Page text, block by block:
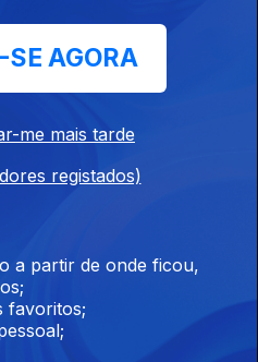
Ep. 4
SE AGORA
me mais tarde
registados)
a partir de onde ficou,
favoritos;